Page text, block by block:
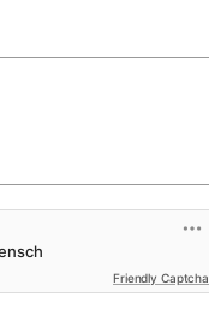
Friendly Captcha